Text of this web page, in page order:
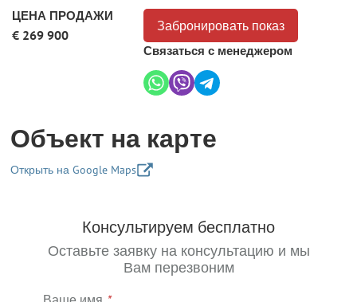
ЦЕНА ПРОДАЖИ
€ 269 900
Забронировать показ
Связаться с менеджером
Объект на карте
Открыть на Google Maps
Консультируем бесплатно
Оставьте заявку на консультацию и мы
Вам перезвоним